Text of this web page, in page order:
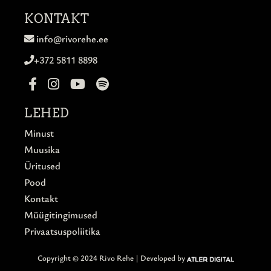
KONTAKT
info@rivorehe.ee
+372 5811 8898
LEHED
Minust
Muusika
Üritused
Pood
Kontakt
Müügitingimused
Privaatsuspoliitika
Copyright © 2024 Rivo Rehe | Developed by